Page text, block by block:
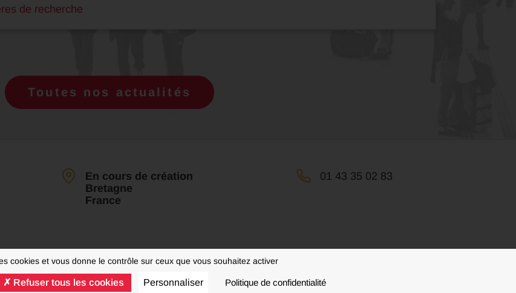
cookies et vous donne le contrôle sur ceux que vous souhaitez activer
Refuser tous les cookies Personnaliser Politique de confidentialité
de recherche
Toutes nos actualités
En cours de création
Bretagne
France
01 43 35 02 83
© FNAUT 2020 - 2026 | Tous droits réservés | Made by